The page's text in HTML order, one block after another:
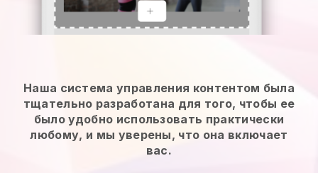
Наша система управления контентом была
тщательно разработана для того, чтобы ее
было удобно использовать практически
любому, и мы уверены, что она включает
вас.